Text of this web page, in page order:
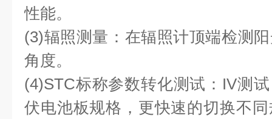
性能。
(3)辐照测量：在辐照计顶端检测
角度。
(4)STC标称参数转化测试：IV测
伏电池板规格，更快速的切换不